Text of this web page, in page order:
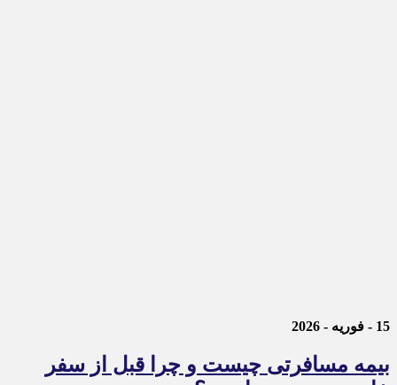
15 - فوریه - 2026
بیمه مسافرتی چیست و چرا قبل از سفر